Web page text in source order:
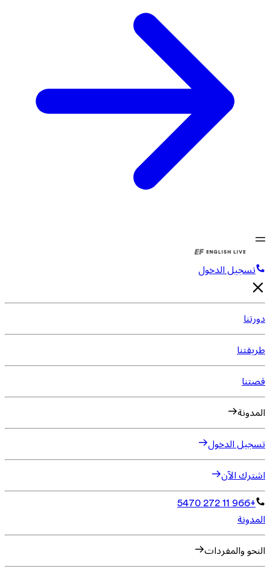
تسجيل الدخول
دورتنا
طريقتنا
قصتنا
المدونة
تسجيل الدخول
اشترك الآن
+966 11 272 5470
المدونة
النحو والمفردات